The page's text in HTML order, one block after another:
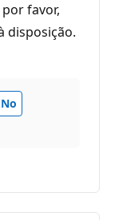
favor,
disposição.
No